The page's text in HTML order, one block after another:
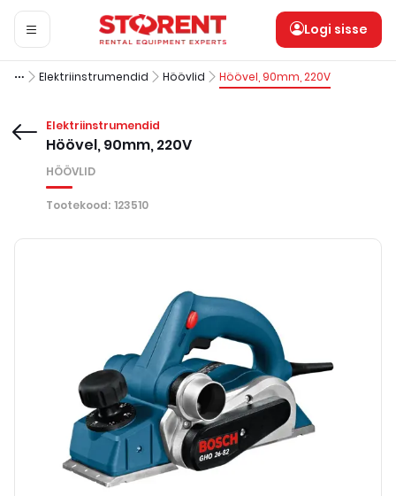
Logi sisse
Elektriinstrumendid Höövlid Höövel, 90mm, 220V
Elektriinstrumendid
Höövel, 90mm, 220V
HÖÖVLID
Tootekood: 123510